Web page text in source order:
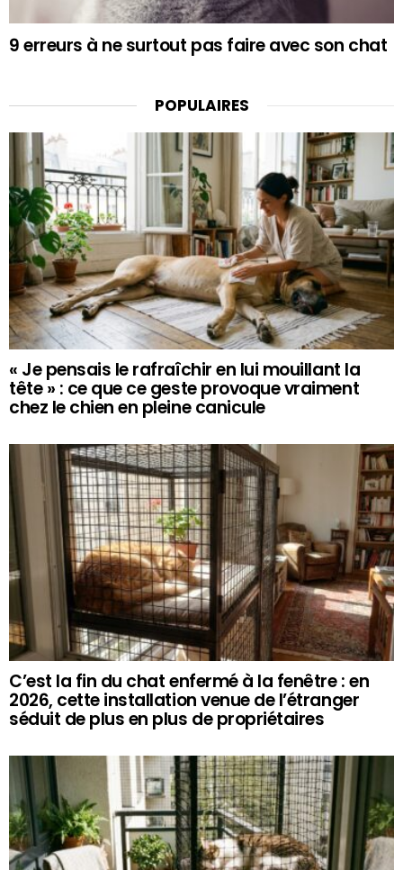
9 erreurs à ne surtout pas faire avec son chat
POPULAIRES
« Je pensais le rafraîchir en lui mouillant la
tête » : ce que ce geste provoque vraiment
chez le chien en pleine canicule
C’est la fin du chat enfermé à la fenêtre : en
2026, cette installation venue de l’étranger
séduit de plus en plus de propriétaires